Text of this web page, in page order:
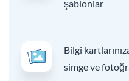
şablonlar
Bilgi
simge ve